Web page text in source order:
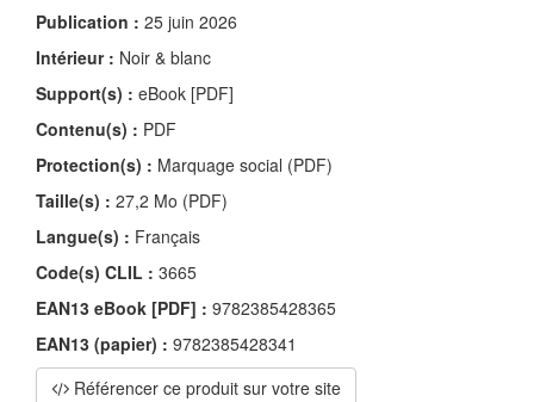
Publication : 25 juin 2026
Intérieur : Noir & blanc
Support(s) : eBook [PDF]
Contenu(s) : PDF
Protection(s) : Marquage social (PDF)
Taille(s) : 27,2 Mo (PDF)
Langue(s) : Français
Code(s) CLIL : 3665
EAN13 eBook [PDF] : 9782385428365
EAN13 (papier) : 9782385428341
Référencer ce produit sur votre site